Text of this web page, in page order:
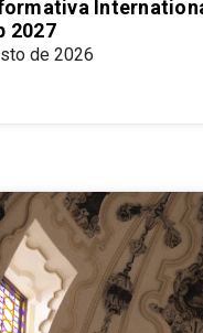
2027
de 2026